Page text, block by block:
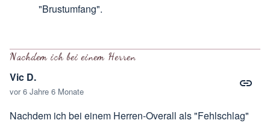
"Brustumfang".
Nachdem ich bei einem Herren
Vic D.
vor 6 Jahre 6 Monate
Nachdem ich bei einem Herren-Overall als "Fehlschlag"